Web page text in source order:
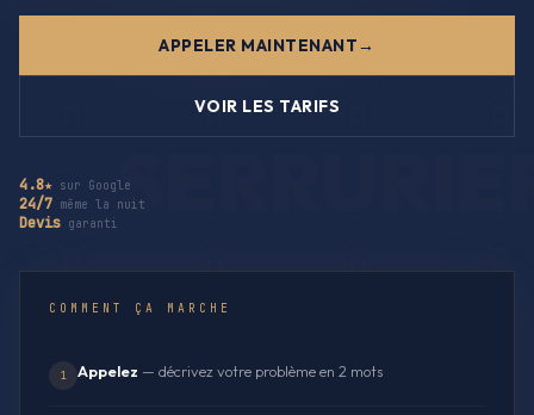
APPELER MAINTENANT
VOIR LES TARIFS
4.8★ sur Google
24/7 même la nuit
Devis garanti
COMMENT ÇA MARCHE
1 Appelez — décrivez votre problème en 2 mots